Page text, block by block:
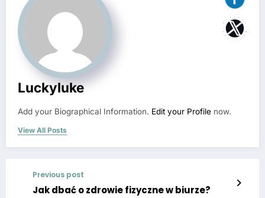
Luckyluke
Add your Biographical Information. Edit your Profile now.
View All Posts
Previous post
Jak dbać o zdrowie fizyczne w biurze?